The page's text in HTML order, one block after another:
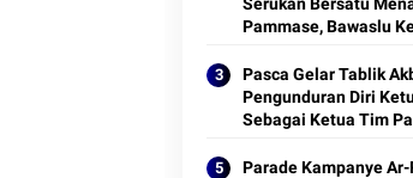
Pammase, Bawaslu
Bumi Lamaddukelleng
Pasca Gelar Tablik
Pengunduran Diri
Sebagai Ketua Tim
Parade Kampanye